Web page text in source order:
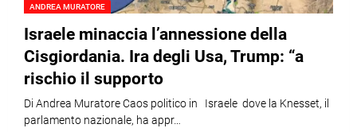
ANDREA MURATORE
Israele minaccia l’annessione della
Cisgiordania. Ira degli Usa, Trump: “a
rischio il supporto
Di Andrea Muratore Caos politico in Israele dove la Knesset, il
parlamento nazionale, ha appr…